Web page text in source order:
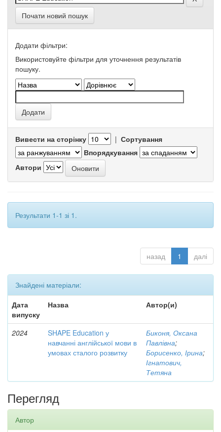
Почати новий пошук
Додати фільтри:
Використовуйте фільтри для уточнення результатів
пошуку.
Вивести на сторінку | Сортування
Впорядкування
Автори
Результати 1-1 зі 1.
назад 1 далі
Знайдені матеріали:
Дата
випуску
Назва Автор(и)
2024
SHAPE Education у
навчанні англійської мови в
умовах сталого розвитку
Биконя, Оксана
Павлівна;
Борисенко, Ірина;
Ігнатович,
Тетяна
Перегляд
Автор